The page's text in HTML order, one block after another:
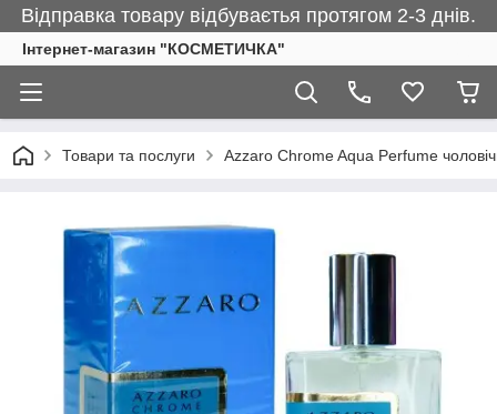
Відправка товару відбуваєтья протягом 2-3 днів.
Інтернет-магазин "КОСМЕТИЧКА"
Товари та послуги Azzaro Chrome Aqua Perfume